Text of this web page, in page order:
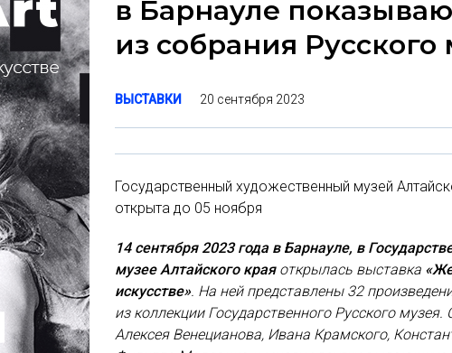
в Барнауле
из собрания Русского
ВЫСТАВКИ 20 сентября 2023
Государственный художественный музей
открыта до 05 ноября
14 сентября 2023 года в Барнауле, в
музее Алтайского края открылась выставка
искусстве». На ней представлены 32
из коллекции Государственного Русского
Алексея Венецианова, Ивана Крамского,